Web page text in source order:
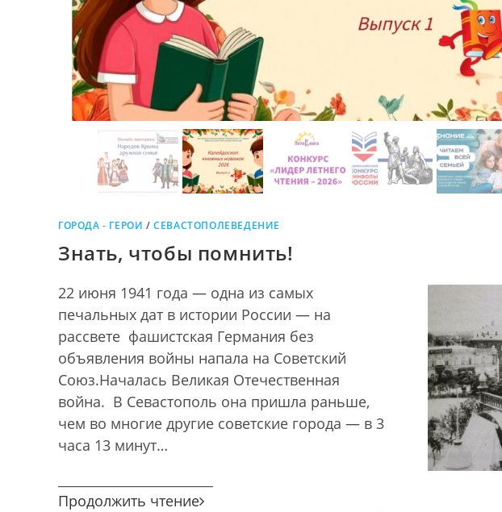
ГОРОДА - ГЕРОИ /СЕВАСТОПОЛЕВЕДЕНИЕ
Знать, чтобы помнить!
22 июня 1941 года — одна из самых
печальных дат в истории России — на
рассвете фашистская Германия без
объявления войны напала на Советский
Союз.Началась Великая Отечественная
война. В Севастополь она пришла раньше,
чем во многие другие советские города — в 3
часа 13 минут…
Продолжить чтение Знать,